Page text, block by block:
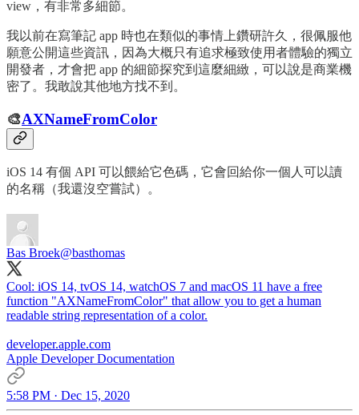
view，有非常多細節。
我以前在寫筆記 app 時也在類似的事情上鑽研許久，很佩服他
願意公開這些資訊，因為大概只有追求極致使用者體驗的獨立
開發者，才會把 app 的細節探究到這麼細緻，可以說是商業機
密了。我敢說其他地方找不到。
🎨AXNameFromColor
iOS 14 有個 API 可以餵給它色碼，它會回給你一個人可以讀
的名稱（我還沒空嘗試）。
Bas Broek@basthomas
Cool: iOS 14, tvOS 14, watchOS 7 and macOS 11 have a free
function "AXNameFromColor" that allow you to get a human
readable string representation of a color.
developer.apple.com
Apple Developer Documentation
5:58 PM · Dec 15, 2020